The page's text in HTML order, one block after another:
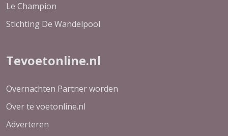
Le Champion
Stichting De Wandelpool
Tevoetonline.nl
Overnachten Partner worden
Over te voetonline.nl
Adverteren